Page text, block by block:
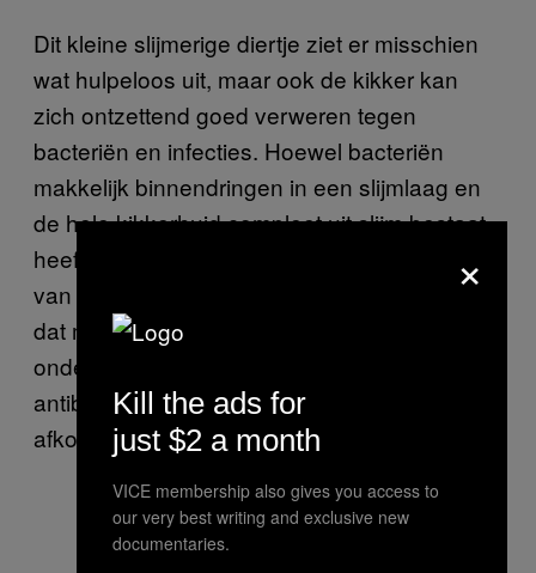
Dit kleine slijmerige diertje ziet er misschien
wat hulpeloos uit, maar ook de kikker kan
zich ontzettend goed verweren tegen
bacteriën en infecties. Hoewel bacteriën
makkelijk binnendringen in een slijmlaag en
de hele kikkerhuid compleet uit slijm bestaat,
heeft het beestje wonderbaarlijk weinig last
van infecties. Tegenwoordig weten we hoe
dat mogelijk is. In de kikkerhuid zijn
ondertussen al meer dan honderd
antibacteriële eiwitten geïdentificeerd,
afkomstig van verschillende kikkersoorten.
×
Kill the ads for
just $2 a month
VICE membership also gives you access to
our very best writing and exclusive new
documentaries.